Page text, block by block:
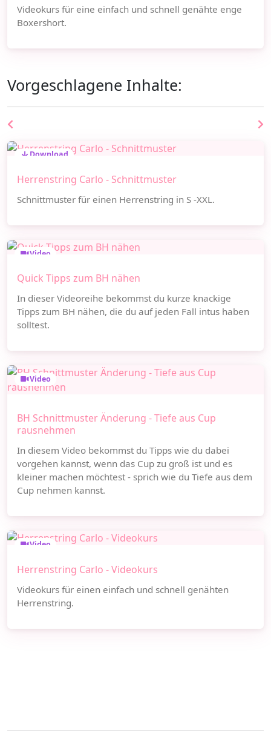
Videokurs für eine einfach und schnell genähte enge
Boxershort.
Vorgeschlagene Inhalte:
Download
Herrenstring Carlo - Schnittmuster
Schnittmuster für einen Herrenstring in S -XXL.
Video
Quick Tipps zum BH nähen
In dieser Videoreihe bekommst du kurze knackige
Tipps zum BH nähen, die du auf jeden Fall intus haben
solltest.
Video
BH Schnittmuster Änderung - Tiefe aus Cup
rausnehmen
In diesem Video bekommst du Tipps wie du dabei
vorgehen kannst, wenn das Cup zu groß ist und es
kleiner machen möchtest - sprich wie du Tiefe aus dem
Cup nehmen kannst.
Video
Herrenstring Carlo - Videokurs
Videokurs für einen einfach und schnell genähten
Herrenstring.